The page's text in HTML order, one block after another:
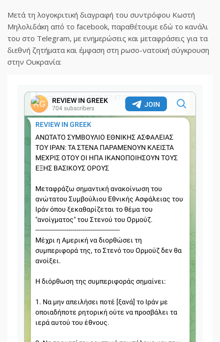
Μετά τη λογοκριτική διαγραφή του συντρόφου Κωστή
Μηλολιδάκη από το facebook, παραθέτουμε εδώ το κανάλι
του στο Telegram, με ενημερώσεις και μεταφράσεις για τα
διεθνή ζητήματα και έμφαση στη ρωσο-νατοϊκή σύγκρουση
στην Ουκρανία: